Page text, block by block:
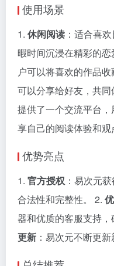
使用场景
1. 休闲阅读 ：适合喜
暇时间沉浸在精彩的恋
户可以将喜欢的作品
可以分享给好友，共同
提供了一个交流平台
享自己的阅读体验和观
优势亮点
1. 官方授权 ：易次元
合法性和完整性。 2.
器和优质的客服支持
更新 ：易次元不断更